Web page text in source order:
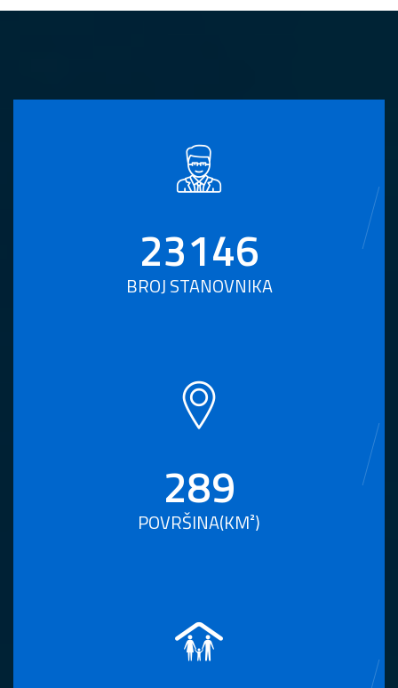
23146
BROJ STANOVNIKA
289
POVRŠINA(KM²)